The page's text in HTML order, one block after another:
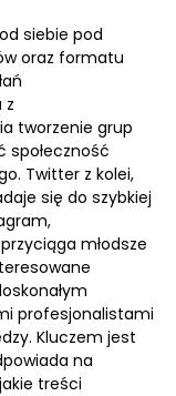
siebie pod
oraz formatu
z
tworzenie grup
społeczność
Twitter z kolei,
się do szybkiej
młodsze
profesjonalistami
Kluczem jest
na
treści